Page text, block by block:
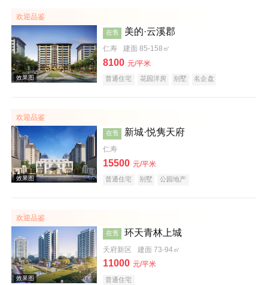
效果图
效果图
欢迎品鉴
在售 美的·云溪郡
仁寿 建面 85-158㎡
8100 元/平米
普通住宅 花园洋房 别墅 名企盘
欢迎品鉴
在售 新城·悦隽天府
仁寿
15500 元/平米
普通住宅 别墅 公园地产
欢迎品鉴
在售 环天青林上城
天府新区 建面 73-94㎡
11000 元/平米
普通住宅